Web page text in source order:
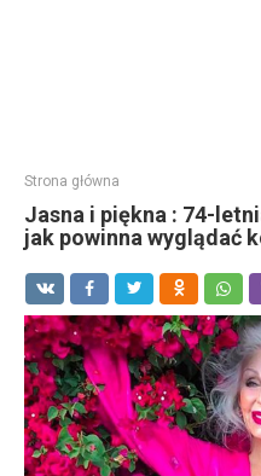
Strona główna
Jasna i piękna : 74-
jak powinna wyglądać